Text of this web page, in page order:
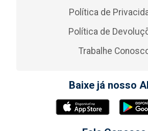
Política de
Política de
Trabalhe
Baixe já nosso